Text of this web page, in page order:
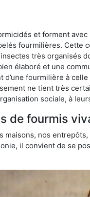
et forment
fourmilières. Cette
très organisés
élaboré et une
fourmilière à
ne tient très
sociale, à
de fourmis
maisons, nos
il convient de se